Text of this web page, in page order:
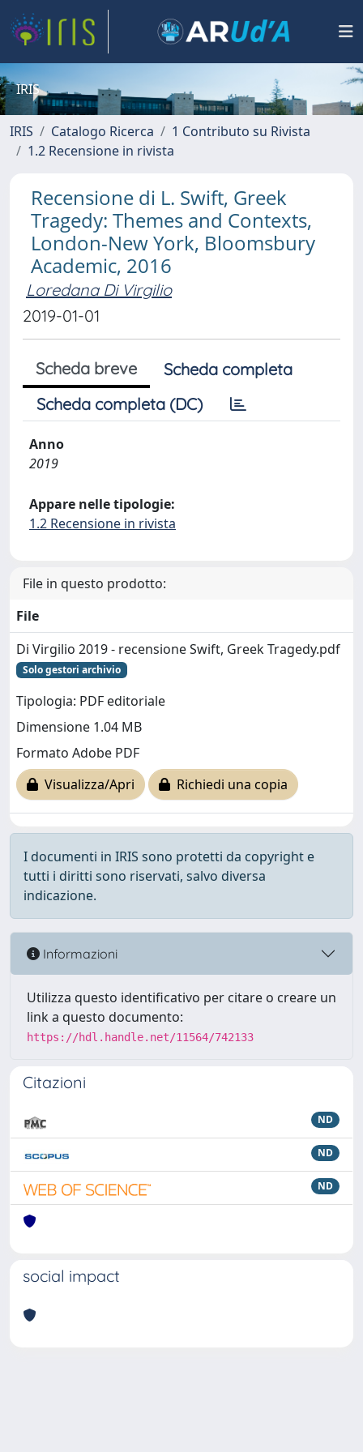
IRIS
IRIS Catalogo Ricerca
1 Contributo su Rivista
1.2 Recensione in rivista
Recensione di L. Swift, Greek
Tragedy: Themes and Contexts,
London-New York, Bloomsbury
Academic, 2016
Loredana Di Virgilio
2019-01-01
Scheda breve
Scheda completa
Scheda completa (DC)
Anno
2019
Appare nelle tipologie:
1.2 Recensione in rivista
File in questo prodotto:
File
Di Virgilio 2019 - recensione Swift, Greek Tragedy.pdf
Solo gestori archivio
Tipologia: PDF editoriale
Dimensione 1.04 MB
Formato Adobe PDF
Visualizza/Apri
Richiedi una copia
I documenti in IRIS sono protetti da copyright e
tutti i diritti sono riservati, salvo diversa
indicazione.
Informazioni
Utilizza questo identificativo per citare o creare un
link a questo documento:
https://hdl.handle.net/11564/742133
Citazioni
ND
ND
ND
social impact